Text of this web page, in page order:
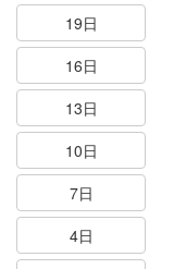
19日
16日
13日
10日
7日
4日